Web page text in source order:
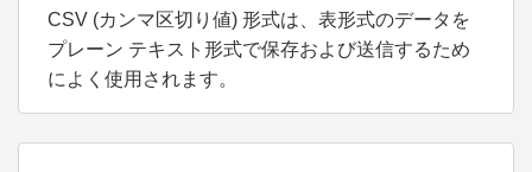
CSV (カンマ区切り値) 形式は、表形式のデータを
プレーン テキスト形式で保存および送信するため
によく使用されます。